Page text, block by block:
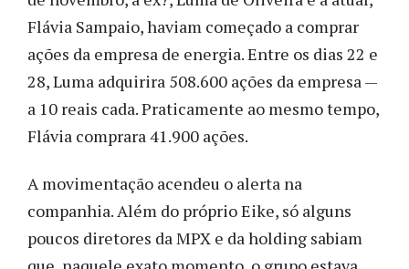
Flávia Sampaio, haviam começado a comprar
ações da empresa de energia. Entre os dias 22 e
28, Luma adquirira 508.600 ações da empresa —
a 10 reais cada. Praticamente ao mesmo tempo,
Flávia comprara 41.900 ações.
A movimentação acendeu o alerta na
companhia. Além do próprio Eike, só alguns
poucos diretores da MPX e da holding sabiam